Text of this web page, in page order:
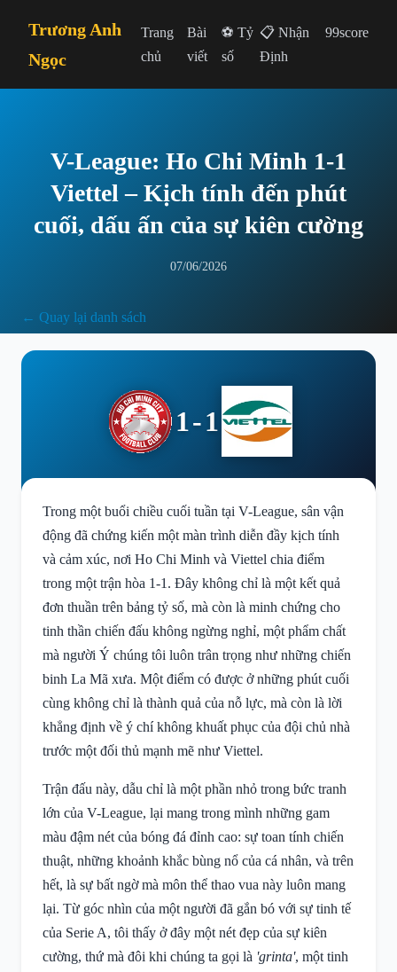
Trương Anh
Ngọc
Trang
chủ
Bài
viết
⚽ Tỷ
số
📋 Nhận
Định
99score
V-League: Ho Chi Minh 1-1
Viettel – Kịch tính đến phút
cuối, dấu ấn của sự kiên cường
07/06/2026
← Quay lại danh sách
1-1
Trong một buổi chiều cuối tuần tại V-League, sân vận
động đã chứng kiến một màn trình diễn đầy kịch tính
và cảm xúc, nơi Ho Chi Minh và Viettel chia điểm
trong một trận hòa 1-1. Đây không chỉ là một kết quả
đơn thuần trên bảng tỷ số, mà còn là minh chứng cho
tinh thần chiến đấu không ngừng nghỉ, một phẩm chất
mà người Ý chúng tôi luôn trân trọng như những chiến
binh La Mã xưa. Một điểm có được ở những phút cuối
cùng không chỉ là thành quả của nỗ lực, mà còn là lời
khẳng định về ý chí không khuất phục của đội chủ nhà
trước một đối thủ mạnh mẽ như Viettel.
Trận đấu này, dẫu chỉ là một phần nhỏ trong bức tranh
lớn của V-League, lại mang trong mình những gam
màu đậm nét của bóng đá đỉnh cao: sự toan tính chiến
thuật, những khoảnh khắc bùng nổ của cá nhân, và trên
hết, là sự bất ngờ mà môn thể thao vua này luôn mang
lại. Từ góc nhìn của một người đã gắn bó với sự tinh tế
của Serie A, tôi thấy ở đây một nét đẹp của sự kiên
cường, thứ mà đôi khi chúng ta gọi là 'grinta', một tinh